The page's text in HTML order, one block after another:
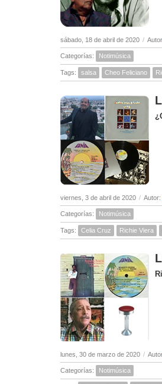
sábado, 18 de abril de 2020 /
Categorías: Notimúsica
Tags: salsa Cheo Feliciano
viernes, 3 de abril de 2020 / Autor:
Categorías: Notimúsica
Tags: Celia Cruz Richie Viera
lunes, 30 de marzo de 2020 /
Categorías: Notimúsica